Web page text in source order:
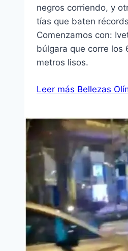
negros corriendo, y
tí­as que baten
Comenzamos con:
búlgara que corre los
metros lisos.
Leer más Bellezas